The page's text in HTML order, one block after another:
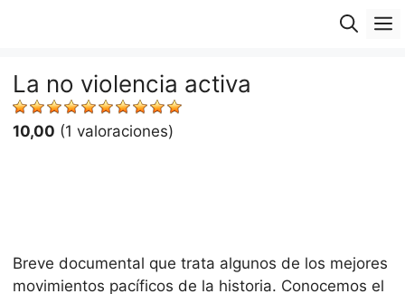
La no violencia activa
10,00 (1 valoraciones)
Breve documental que trata algunos de los mejores
movimientos pacíficos de la historia. Conocemos el